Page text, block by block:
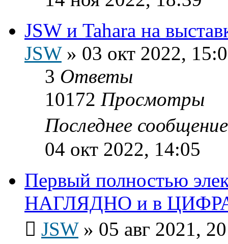
JSW и Tahara на
JSW» 03 окт 2022,
3 Ответы
10172 Просмотры
Последнее
04 окт 2022, 14:05
Первый полностью
НАГЛЯДНО и в
JSW» 05 авг 2021,